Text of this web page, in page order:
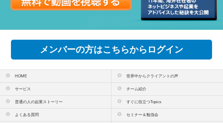
メンバーの方はこちらからログイン
HOME 世界中からクライアントの声
サービス チーム紹介
普通の人の起業ストーリー すぐに役立つTopics
よくある質問 セミナー＆勉強会